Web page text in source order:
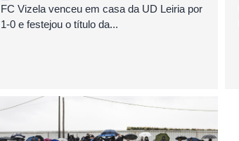
FC Vizela venceu em casa da UD Leiria por
1-0 e festejou o título da...